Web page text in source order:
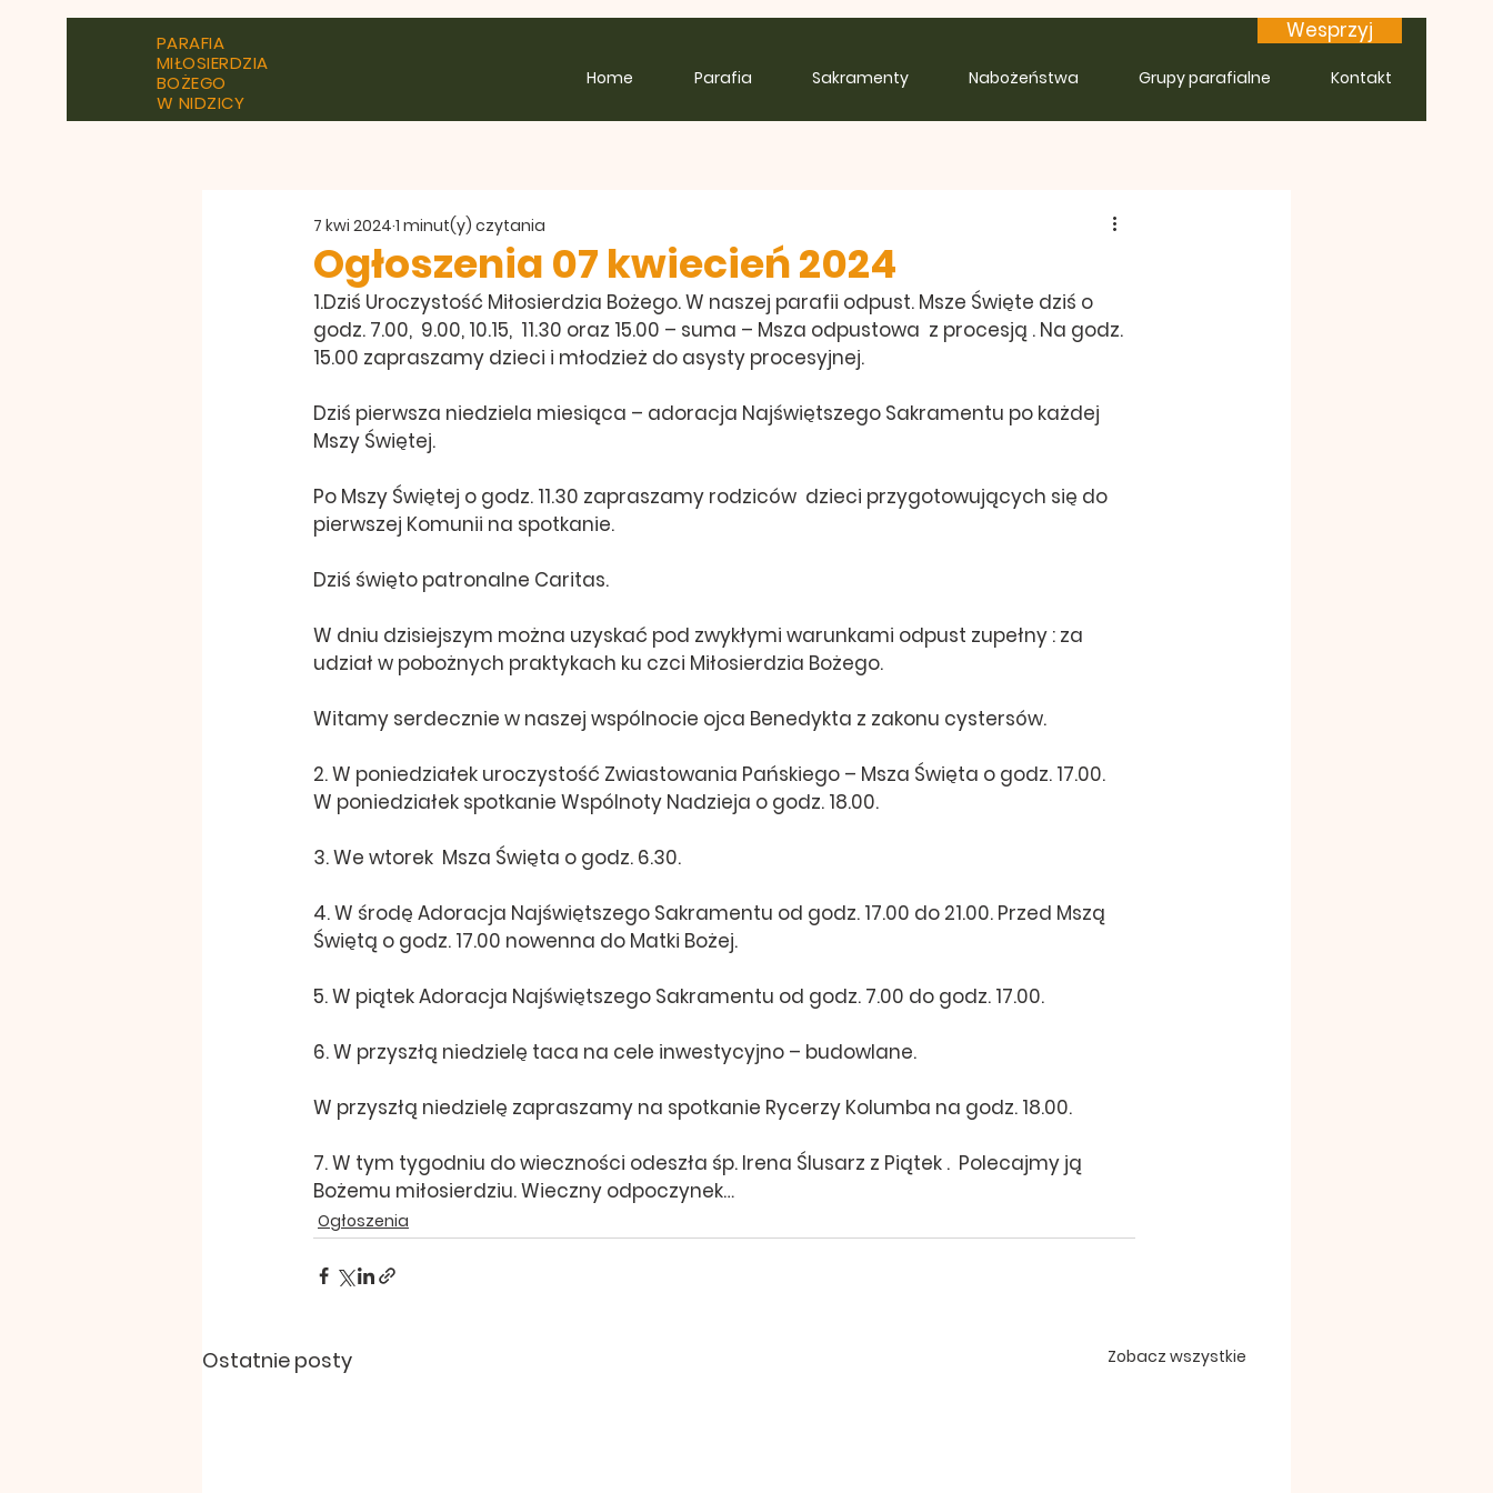
PARAFIA
MIŁOSIERDZIA
BOŻEGO
W NIDZICY
Wesprzyj
Home Parafia Sakramenty Nabożeństwa Grupy parafialne Kontakt
Ogłoszenia 07 kwiecień 2024
7 kwi 2024 1 minut(y) czytania
1.Dziś Uroczystość Miłosierdzia Bożego. W naszej parafii odpust. Msze Święte dziś o
godz. 7.00,  9.00, 10.15,  11.30 oraz 15.00 – suma – Msza odpustowa  z procesją . Na godz.
15.00 zapraszamy dzieci i młodzież do asysty procesyjnej.
Dziś pierwsza niedziela miesiąca – adoracja Najświętszego Sakramentu po każdej
Mszy Świętej.
Po Mszy Świętej o godz. 11.30 zapraszamy rodziców  dzieci przygotowujących się do
pierwszej Komunii na spotkanie.
Dziś święto patronalne Caritas.
W dniu dzisiejszym można uzyskać pod zwykłymi warunkami odpust zupełny : za
udział w pobożnych praktykach ku czci Miłosierdzia Bożego.
Witamy serdecznie w naszej wspólnocie ojca Benedykta z zakonu cystersów.
2. W poniedziałek uroczystość Zwiastowania Pańskiego – Msza Święta o godz. 17.00.
W poniedziałek spotkanie Wspólnoty Nadzieja o godz. 18.00.
3. We wtorek  Msza Święta o godz. 6.30.
4. W środę Adoracja Najświętszego Sakramentu od godz. 17.00 do 21.00. Przed Mszą
Świętą o godz. 17.00 nowenna do Matki Bożej.
5. W piątek Adoracja Najświętszego Sakramentu od godz. 7.00 do godz. 17.00.
6. W przyszłą niedzielę taca na cele inwestycyjno – budowlane.
W przyszłą niedzielę zapraszamy na spotkanie Rycerzy Kolumba na godz. 18.00.
7. W tym tygodniu do wieczności odeszła śp. Irena Ślusarz z Piątek .  Polecajmy ją
Bożemu miłosierdziu. Wieczny odpoczynek…
Ogłoszenia
Ostatnie posty Zobacz wszystkie